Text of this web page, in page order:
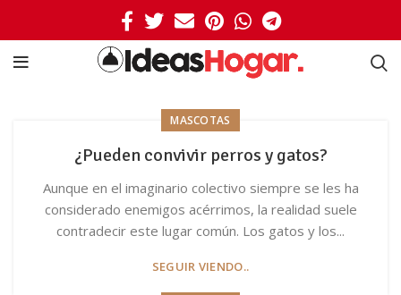
MASCOTAS
¿Pueden convivir perros y gatos?
Aunque en el imaginario colectivo siempre se les ha
considerado enemigos acérrimos, la realidad suele
contradecir este lugar común. Los gatos y los...
SEGUIR VIENDO..